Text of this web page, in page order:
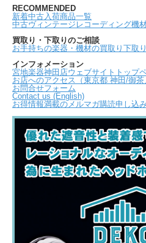
RECOMMENDED
新着中古入荷商品一覧
中古ヴィンテージレコーディング機
買取り・下取りのご相談
お手持ちの楽器・機材の買取り下取
インフォメーション
宮地楽器神田店ウェブサイトトップ
お店へのアクセス（東京都 神田/御茶
お問合せフォーム
Contact us (English)
お得情報満載のメルマガ購読申し込